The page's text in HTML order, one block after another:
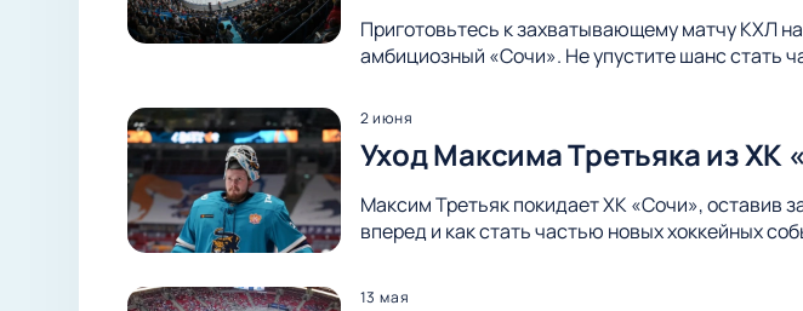
Приготовьтесь к захватывающему матчу КХЛ
амбициозный «Сочи». Не упустите шанс стать
2 июня
Уход Максима Третьяка из ХК
Максим Третьяк покидает ХК «Сочи», оставив
вперед и как стать частью новых хоккейных
13 мая